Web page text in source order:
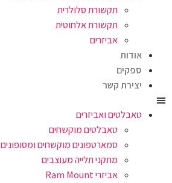
תקשורת סלולרית
תקשורת אלחוטית
אביזרים
אודות
ספקים
יצירת קשר
טאבלטים ואביזרים
טאבלטים מוקשחים
סמארטפונים מוקשחים ומסופונים
מתקני תלייה מעוצבים
אביזרי Ram Mount